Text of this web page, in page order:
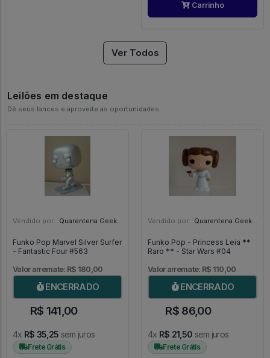
Carrinho
Ver Todos
Leilões em destaque
Dê seus lances e aproveite as oportunidades
Vendido por: Quarentena Geek Store - SP
Funko Pop Marvel Silver Surfer
- Fantastic Four #563
Valor arremate: R$ 180,00
ENCERRADO
R$ 141,00
4x R$ 35,25 sem juros
Frete Grátis
Vendido por: Quarentena Geek Store - SP
Funko Pop - Princess Leia **
Raro ** - Star Wars #04
Valor arremate: R$ 110,00
ENCERRADO
R$ 86,00
4x R$ 21,50 sem juros
Frete Grátis